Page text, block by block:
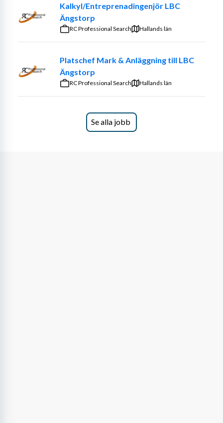
Kalkyl/Entreprenadingenjör LBC
Ängstorp
RC Professional Search Hallands län
Platschef Mark & Anläggning till LBC
Ängstorp
RC Professional Search Hallands län
Se alla jobb